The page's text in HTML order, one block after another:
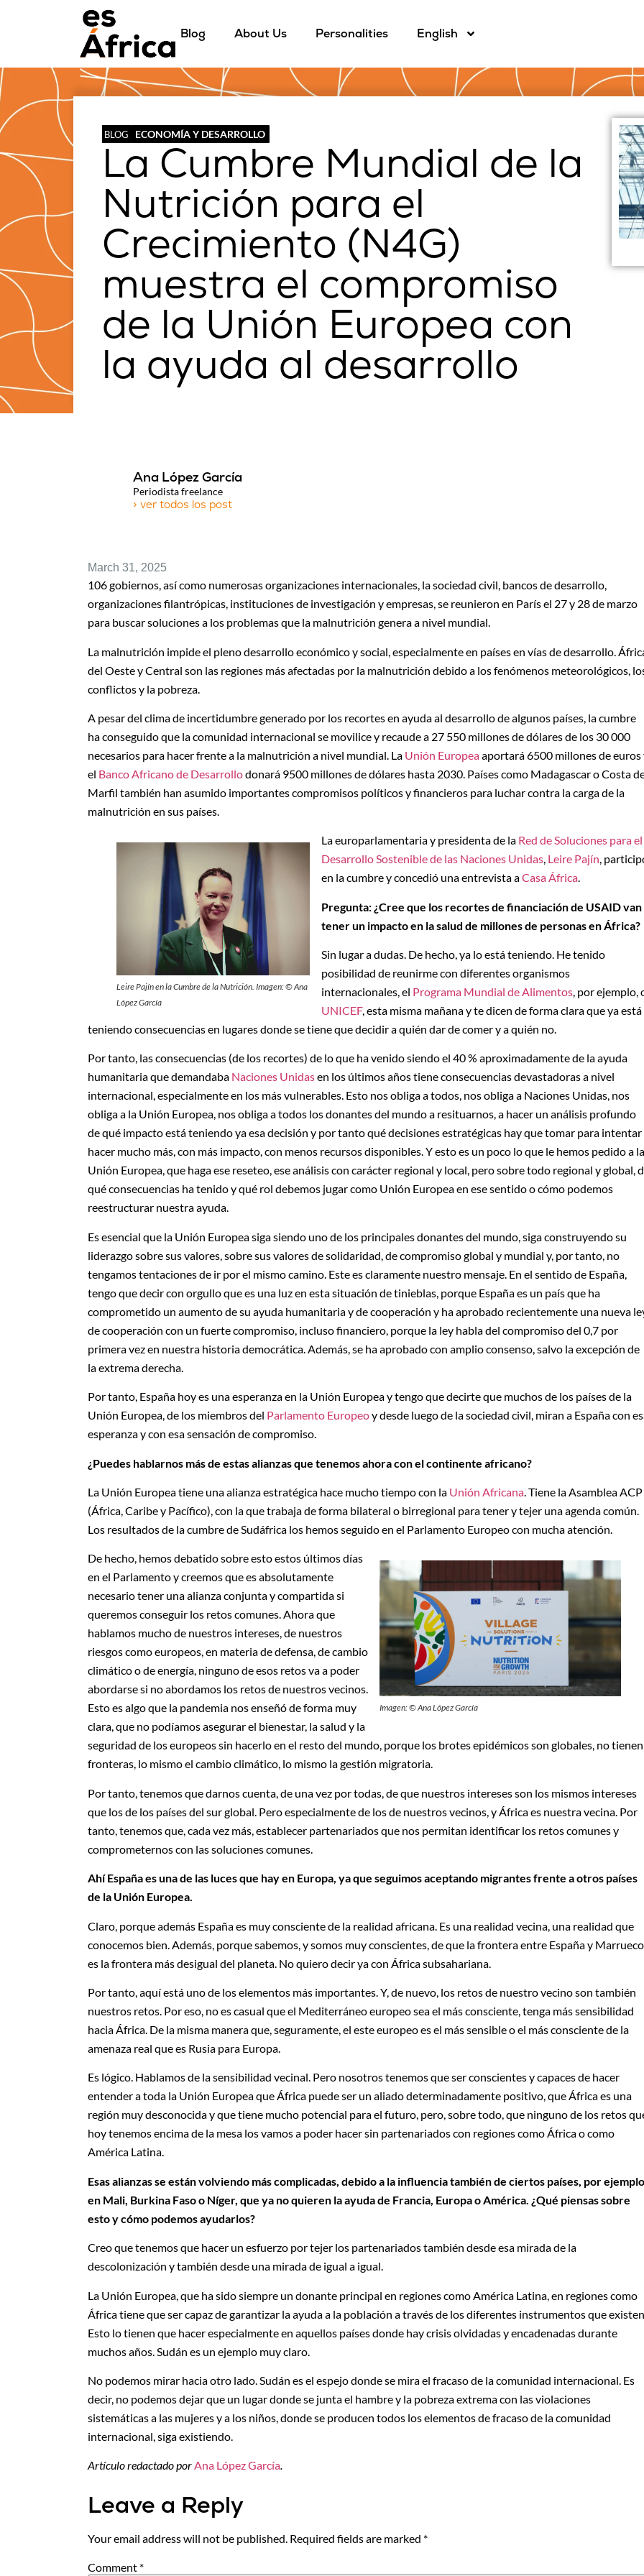
Blog About Us Personalities English
BLOG ECONOMÍA Y DESARROLLO
La Cumbre Mundial de la
Nutrición para el
Crecimiento (N4G)
muestra el compromiso
de la Unión Europea con
la ayuda al desarrollo
Ana López García
Periodista freelance
> ver todos los post
March 31, 2025
106 gobiernos, así como numerosas organizaciones internacionales, la sociedad civil, bancos de desarrollo,
organizaciones filantrópicas, instituciones de investigación y empresas, se reunieron en París el 27 y 28 de marzo
para buscar soluciones a los problemas que la malnutrición genera a nivel mundial.
La malnutrición impide el pleno desarrollo económico y social, especialmente en países en vías de desarrollo.
del Oeste y Central son las regiones más afectadas por la malnutrición debido a los fenómenos meteorológicos,
conflictos y la pobreza.
A pesar del clima de incertidumbre generado por los recortes en ayuda al desarrollo de algunos países, la cumbre
ha conseguido que la comunidad internacional se movilice y recaude a 27 550 millones de dólares de los 30 000
necesarios para hacer frente a la malnutrición a nivel mundial. La Unión Europeaaportará 6500 millones de euros
el Banco Africano de Desarrollodonará 9500 millones de dólares hasta 2030. Países como Madagascar o Costa
Marfil también han asumido importantes compromisos políticos y financieros para luchar contra la carga de la
malnutrición en sus países.
Leire Pajín en la Cumbre de la Nutrición. Imagen: © Ana
López García
La europarlamentaria y presidenta de la Red de Soluciones para el
Desarrollo Sostenible de las Naciones Unidas, Leire Pajín,
en la cumbre y concedió una entrevista aCasa África.
Pregunta: ¿Cree que los recortes de financiación de USAID van
tener un impacto en la salud de millones de personas en África?
Sin lugar a dudas. De hecho, ya lo está teniendo. He tenido
posibilidad de reunirme con diferentes organismos
internacionales, el Programa Mundial de Alimentos, por ejemplo,
UNICEF, esta misma mañana y te dicen de forma clara que ya está
teniendo consecuencias en lugares donde se tiene que decidir a quién dar de comer y a quién no.
Por tanto, las consecuencias (de los recortes) de lo que ha venido siendo el 40 % aproximadamente de la ayuda
humanitaria que demandaba Naciones Unidasen los últimos años tiene consecuencias devastadoras a nivel
internacional, especialmente en los más vulnerables. Esto nos obliga a todos, nos obliga a Naciones Unidas, nos
obliga a la Unión Europea, nos obliga a todos los donantes del mundo a resituarnos, a hacer un análisis profundo
de qué impacto está teniendo ya esa decisión y por tanto qué decisiones estratégicas hay que tomar para intentar
hacer mucho más, con más impacto, con menos recursos disponibles. Y esto es un poco lo que le hemos pedido a la
Unión Europea, que haga ese reseteo, ese análisis con carácter regional y local, pero sobre todo regional y global,
qué consecuencias ha tenido y qué rol debemos jugar como Unión Europea en ese sentido o cómo podemos
reestructurar nuestra ayuda.
Es esencial que la Unión Europea siga siendo uno de los principales donantes del mundo, siga construyendo su
liderazgo sobre sus valores, sobre sus valores de solidaridad, de compromiso global y mundial y, por tanto, no
tengamos tentaciones de ir por el mismo camino. Este es claramente nuestro mensaje. En el sentido de España,
tengo que decir con orgullo que es una luz en esta situación de tinieblas, porque España es un país que ha
comprometido un aumento de su ayuda humanitaria y de cooperación y ha aprobado recientemente una nueva
de cooperación con un fuerte compromiso, incluso financiero, porque la ley habla del compromiso del 0,7 por
primera vez en nuestra historia democrática. Además, se ha aprobado con amplio consenso, salvo la excepción de
la extrema derecha.
Por tanto, España hoy es una esperanza en la Unión Europea y tengo que decirte que muchos de los países de la
Unión Europea, de los miembros del Parlamento Europeoy desde luego de la sociedad civil, miran a España con
esperanza y con esa sensación de compromiso.
¿Puedes hablarnos más de estas alianzas que tenemos ahora con el continente africano?
La Unión Europea tiene una alianza estratégica hace mucho tiempo con la Unión Africana. Tiene la Asamblea ACP
(África, Caribe y Pacífico), con la que trabaja de forma bilateral o birregional para tener y tejer una agenda común.
Los resultados de la cumbre de Sudáfrica los hemos seguido en el Parlamento Europeo con mucha atención.
Imagen: © Ana López García
De hecho, hemos debatido sobre esto estos últimos días
en el Parlamento y creemos que es absolutamente
necesario tener una alianza conjunta y compartida si
queremos conseguir los retos comunes. Ahora que
hablamos mucho de nuestros intereses, de nuestros
riesgos como europeos, en materia de defensa, de cambio
climático o de energía, ninguno de esos retos va a poder
abordarse si no abordamos los retos de nuestros vecinos.
Esto es algo que la pandemia nos enseñó de forma muy
clara, que no podíamos asegurar el bienestar, la salud y la
seguridad de los europeos sin hacerlo en el resto del mundo, porque los brotes epidémicos son globales, no tienen
fronteras, lo mismo el cambio climático, lo mismo la gestión migratoria.
Por tanto, tenemos que darnos cuenta, de una vez por todas, de que nuestros intereses son los mismos intereses
que los de los países del sur global. Pero especialmente de los de nuestros vecinos, y África es nuestra vecina. Por
tanto, tenemos que, cada vez más, establecer partenariados que nos permitan identificar los retos comunes y
comprometernos con las soluciones comunes.
Ahí España es una de las luces que hay en Europa, ya que seguimos aceptando migrantes frente a otros países
de la Unión Europea.
Claro, porque además España es muy consciente de la realidad africana. Es una realidad vecina, una realidad que
conocemos bien. Además, porque sabemos, y somos muy conscientes, de que la frontera entre España y
es la frontera más desigual del planeta. No quiero decir ya con África subsahariana.
Por tanto, aquí está uno de los elementos más importantes. Y, de nuevo, los retos de nuestro vecino son también
nuestros retos. Por eso, no es casual que el Mediterráneo europeo sea el más consciente, tenga más sensibilidad
hacia África. De la misma manera que, seguramente, el este europeo es el más sensible o el más consciente de la
amenaza real que es Rusia para Europa.
Es lógico. Hablamos de la sensibilidad vecinal. Pero nosotros tenemos que ser conscientes y capaces de hacer
entender a toda la Unión Europea que África puede ser un aliado determinadamente positivo, que África es una
región muy desconocida y que tiene mucho potencial para el futuro, pero, sobre todo, que ninguno de los retos
hoy tenemos encima de la mesa los vamos a poder hacer sin partenariados con regiones como África o como
América Latina.
Esas alianzas se están volviendo más complicadas, debido a la influencia también de ciertos países, por
en Mali, Burkina Faso o Níger, que ya no quieren la ayuda de Francia, Europa o América. ¿Qué piensas sobre
esto y cómo podemos ayudarlos?
Creo que tenemos que hacer un esfuerzo por tejer los partenariados también desde esa mirada de la
descolonización y también desde una mirada de igual a igual.
La Unión Europea, que ha sido siempre un donante principal en regiones como América Latina, en regiones como
África tiene que ser capaz de garantizar la ayuda a la población a través de los diferentes instrumentos que
Esto lo tienen que hacer especialmente en aquellos países donde hay crisis olvidadas y encadenadas durante
muchos años. Sudán es un ejemplo muy claro.
No podemos mirar hacia otro lado. Sudán es el espejo donde se mira el fracaso de la comunidad internacional. Es
decir, no podemos dejar que un lugar donde se junta el hambre y la pobreza extrema con las violaciones
sistemáticas a las mujeres y a los niños, donde se producen todos los elementos de fracaso de la comunidad
internacional, siga existiendo.
Artículo redactado porAna López García.
Leave a Reply
Your email address will not be published. Required fields are marked *
Comment *